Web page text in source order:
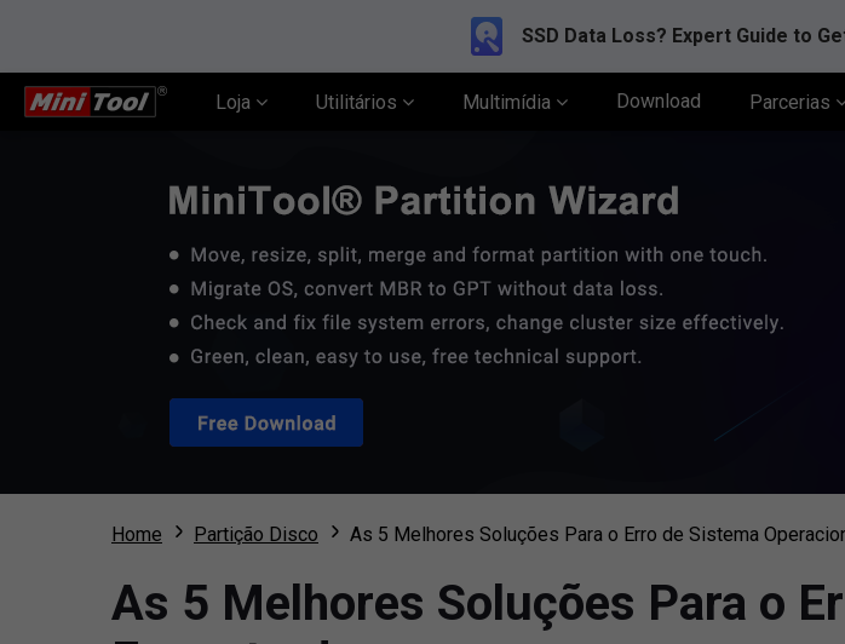
SSD Data Loss? Expert Guide to
Loja Utilitários Multimídia Download Parcerias
Home Partição Disco As 5 Melhores Soluções Para o Erro de Sistema
As 5 Melhores Soluções Para o